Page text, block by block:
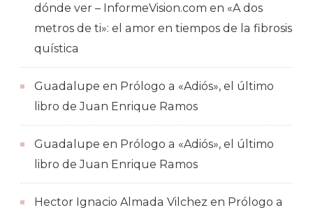
dónde ver – InformeVision.com en «A dos
metros de ti»: el amor en tiempos de la fibrosis
quística
Guadalupe en Prólogo a «Adiós», el último
libro de Juan Enrique Ramos
Guadalupe en Prólogo a «Adiós», el último
libro de Juan Enrique Ramos
Hector Ignacio Almada Vilchez en Prólogo a